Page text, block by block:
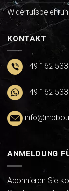
KONTAKT
+49 162
+49 162
ANMELDUNG
Abonnieren Sie